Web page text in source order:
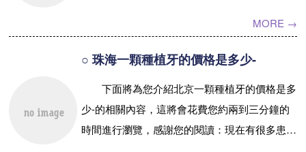
方法，種植牙...【詳情】
MORE →
○ 珠海一顆種植牙的價格是多少-
下面將為您介紹北京一顆種植牙的價格是多
少-的相關內容，這將會花費您約兩到三分鐘的
時間進行瀏覽，感謝您的閱讀：現在有很多患者